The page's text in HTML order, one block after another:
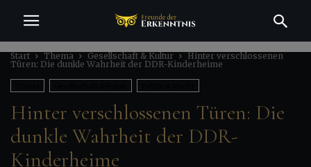
Start Thema Gesellschaft & Kultur
Hinter verschlossenen
Türen: Die dunkle Wahrheit der DDR-Kinderheime
Hinter verschlossenen Türen: Die
dunkle Wahrheit der DDR-
Kinderheime